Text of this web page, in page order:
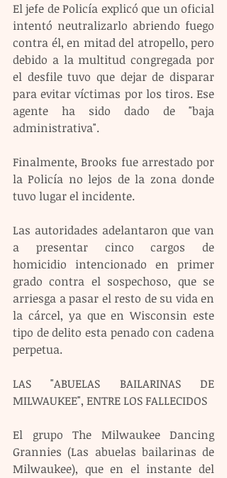
El jefe de Policía explicó que un oficial
intentó neutralizarlo abriendo fuego
contra él, en mitad del atropello, pero
debido a la multitud congregada por
el desfile tuvo que dejar de disparar
para evitar víctimas por los tiros. Ese
agente ha sido dado de "baja
administrativa".
Finalmente, Brooks fue arrestado por
la Policía no lejos de la zona donde
tuvo lugar el incidente.
Las autoridades adelantaron que van
a presentar cinco cargos de
homicidio intencionado en primer
grado contra el sospechoso, que se
arriesga a pasar el resto de su vida en
la cárcel, ya que en Wisconsin este
tipo de delito esta penado con cadena
perpetua.
LAS "ABUELAS BAILARINAS DE
MILWAUKEE", ENTRE LOS FALLECIDOS
El grupo The Milwaukee Dancing
Grannies (Las abuelas bailarinas de
Milwaukee), que en el instante del